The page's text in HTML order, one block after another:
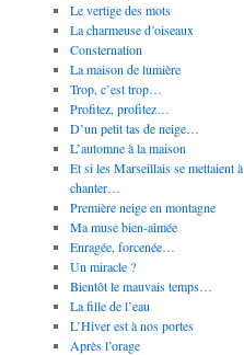
Le vertige des mots
La charmeuse d’oiseaux
Consternation
La maison de lumière
Trop, c’est trop…
Profitez, profitez…
D’un petit tas de neige…
L’automne à la maison
Et si les Marseillais se mettaient à
chanter…
Première neige en montagne
Ma muse bien-aimée
Enragée, forcenée…
Un miracle ?
Bientôt le mauvais temps…
La fille de l’eau
L’Hiver est à nos portes
Après l’orage